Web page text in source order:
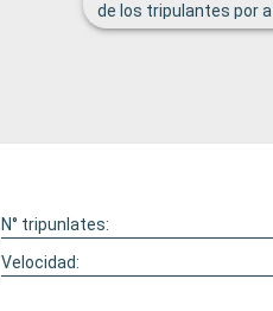
de los tripulantes por
forma a los pasajeros.
N° tripunlates:
Velocidad: